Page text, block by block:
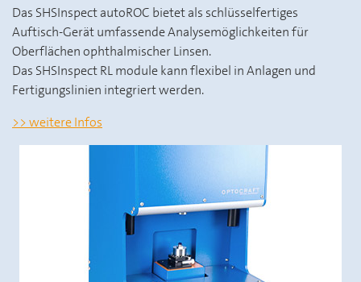
Das SHSInspect autoROC bietet als schlüsselfertiges
Auftisch-Gerät umfassende Analysemöglichkeiten für
Oberflächen ophthalmischer Linsen.
Das SHSInspect RL module kann flexibel in Anlagen und
Fertigungslinien integriert werden.
weitere Infos